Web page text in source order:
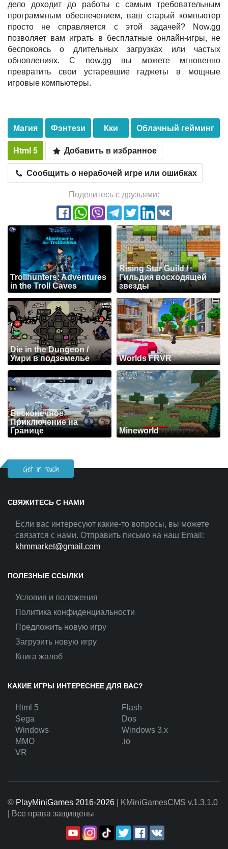
дело доходит до работы с самым требовательным
программным обеспечением, ваш старый компьютер
просто не справляется с этой задачей? Now.gg
позволяет вам играть в бесплатные онлайн-игры, не
беспокоясь о длительных загрузках или частых
обновлениях. С now.gg вы можете мгновенно
превратить свои устаревшие гаджеты в мощные
игровые компьютеры.
Магия Фэнтези Кки
Облачный гейминг
Html 5
Добавить в избранное
Сообщить о нерабочей игре или ошибках
Поделитесь с друзьями:
Trollhunters: Adventures
in the Troll Caves
Rising Star Guild /
Гильдия восходящей
звезды
Die in the Dungeon /
Умри в подземелье
Worlds FRVR
Бесконечное
Приключение на
Границе
Mineworld
Get in touch
СВЯЖИТЕСЬ С НАМИ
Если вас интересуют какие-то вопросы, вы можете
связатся с нами. Отправить письмо на наш Email:
khmmarket@gmail.com
ПОЛЕЗНЫЕ ССЫЛКИ
Условия и положения
Политика конфиденциальности
Предложить новую игру
Загрузить новую игру
Книга жалоб
КАКИЕ ИГРЫ ИНТЕРЕСНЕЕ ДЛЯ ВАС?
Html 5
Flash
Sega
Dos
Windows
Windows 3.x
MMO
.io
VR
© PlayMiniGames 2016-2026 | KMiniGamesCMS v.1.3.1.0
| Все права защищены